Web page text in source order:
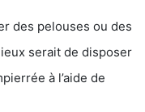
des pelouses ou des
serait de disposer
à l’aide de